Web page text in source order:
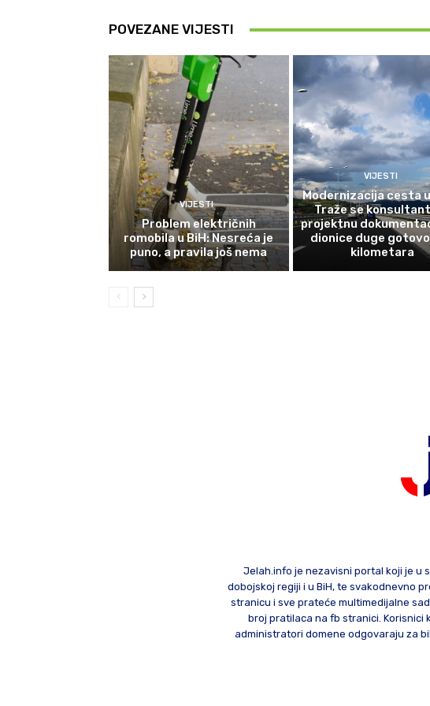
POVEZANE VIJESTI
VIJESTI
Problem električnih
romobila u BiH: Nesreća je
puno, a pravila još nema
VIJESTI
Modernizacija cesta
Traže se
projektnu
dionice duge
kilometara
Jelah.info je nezavisni portal koji je u
dobojskoj regiji i u BiH, te svakodnevno
stranicu i sve prateće multimedijalne
broj pratilaca na fb stranici. Korisnici
administratori domene odgovaraju za